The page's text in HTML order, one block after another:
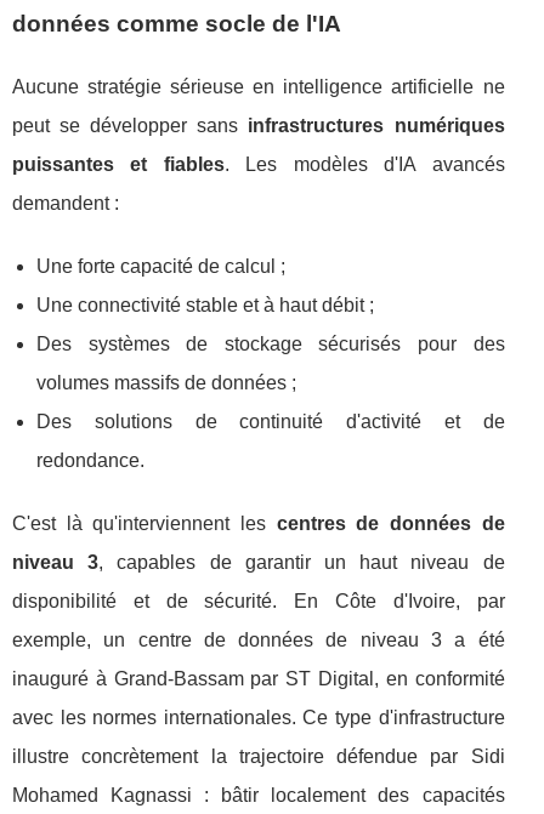
données comme socle de l'IA
Aucune stratégie sérieuse en intelligence artificielle ne
peut se développer sans infrastructures numériques
puissantes et fiables. Les modèles d'IA avancés
demandent :
Une forte capacité de calcul ;
Une connectivité stable et à haut débit ;
Des systèmes de stockage sécurisés pour des
volumes massifs de données ;
Des solutions de continuité d'activité et de
redondance.
C'est là qu'interviennent les centres de données de
niveau 3, capables de garantir un haut niveau de
disponibilité et de sécurité. En Côte d'Ivoire, par
exemple, un centre de données de niveau 3 a été
inauguré à Grand-Bassam par ST Digital, en conformité
avec les normes internationales. Ce type d'infrastructure
illustre concrètement la trajectoire défendue par Sidi
Mohamed Kagnassi : bâtir localement des capacités